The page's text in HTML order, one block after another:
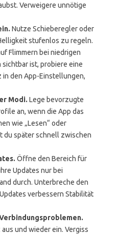
Verweigere unnötige
Nutze Schieberegler oder
stufenlos zu regeln.
Flimmern bei niedrigen
sichtbar ist, probiere eine
in den App-Einstellungen,
Modi. Lege bevorzugte
an, wenn die App das
wie „Lesen“ oder
du später schnell zwischen
Öffne den Bereich für
Updates nur bei
durch. Unterbreche den
verbessern Stabilität
und wieder ein. Vergiss